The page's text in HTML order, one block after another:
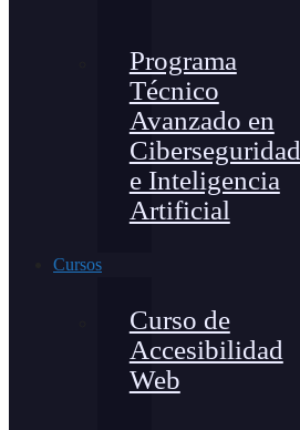
Programa
Técnico
Avanzado en
Ciberseguridad
e Inteligencia
Artificial
Cursos
Curso de
Accesibilidad
Web